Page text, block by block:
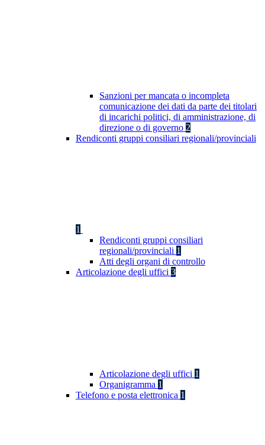
Sanzioni per mancata o incompleta
comunicazione dei dati da parte dei titolari
di incarichi politici, di amministrazione, di
direzione o di governo 2
Rendiconti gruppi consiliari regionali/provinciali
1
Rendiconti gruppi consiliari
regionali/provinciali 1
Atti degli organi di controllo
Articolazione degli uffici 3
Articolazione degli uffici 1
Organigramma 1
Telefono e posta elettronica 1